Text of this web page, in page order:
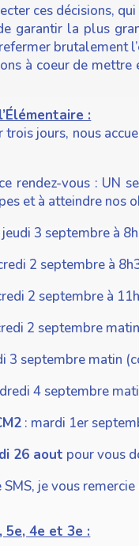
ces décisions,
garantir la plus
brutalement
à coeur de
:
trois jours, nous
rendez-vous : UN
et à atteindre nos
jeudi 3 septembre à
2 septembre à
2 septembre à
2 septembre
3 septembre matin
4 septembre
: mardi 1er
26 aout pour vous
SMS, je vous
5e, 4e et 3e :